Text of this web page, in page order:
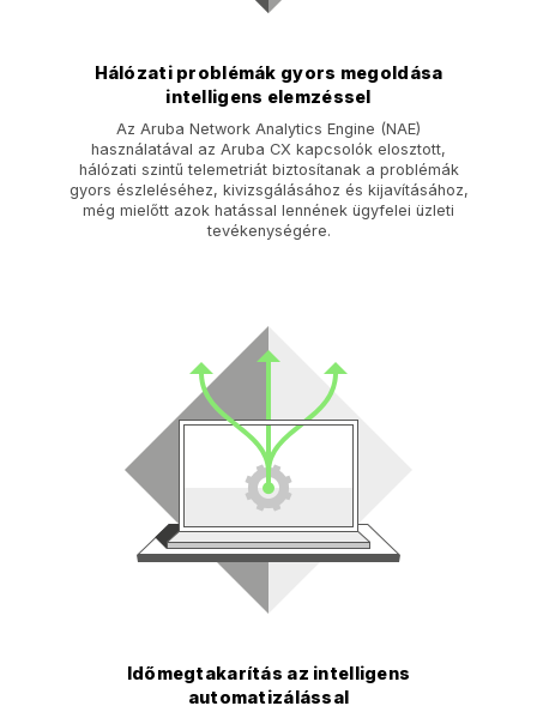
Hálózati problémák gyors megoldása
intelligens elemzéssel
Az Aruba Network Analytics Engine (NAE)
használatával az Aruba CX kapcsolók elosztott,
hálózati szintű telemetriát biztosítanak a problémák
gyors észleléséhez, kivizsgálásához és kijavításához,
még mielőtt azok hatással lennének ügyfelei üzleti
tevékenységére.
Időmegtakarítás az intelligens
automatizálással